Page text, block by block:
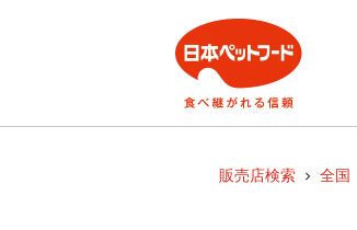
販売店検索 全国